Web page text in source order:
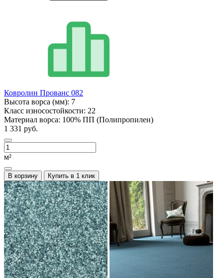
Ковролин Прованс 082
Высота ворса (мм): 7
Класс износостойкости: 22
Материал ворса: 100% ПП (Полипропилен)
1 331 руб.
м²
В корзину Купить в 1 клик